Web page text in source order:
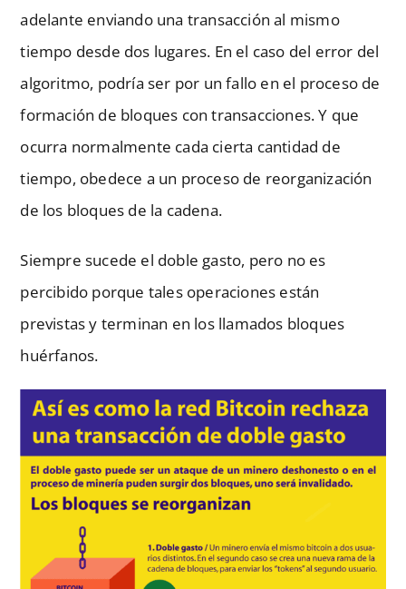
adelante enviando una transacción al mismo
tiempo desde dos lugares. En el caso del error del
algoritmo, podría ser por un fallo en el proceso de
formación de bloques con transacciones. Y que
ocurra normalmente cada cierta cantidad de
tiempo, obedece a un proceso de reorganización
de los bloques de la cadena.
Siempre sucede el doble gasto, pero no es
percibido porque tales operaciones están
previstas y terminan en los llamados bloques
huérfanos.